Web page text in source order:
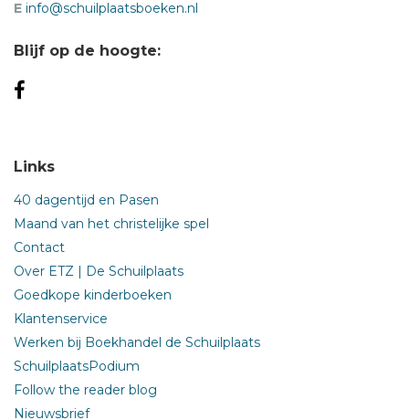
E info@schuilplaatsboeken.nl
Blijf op de hoogte:
Links
40 dagentijd en Pasen
Maand van het christelijke spel
Contact
Over ETZ | De Schuilplaats
Goedkope kinderboeken
Klantenservice
Werken bij Boekhandel de Schuilplaats
SchuilplaatsPodium
Follow the reader blog
Nieuwsbrief